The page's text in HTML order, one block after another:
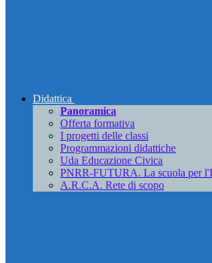
Didattica
Panoramica
Offerta formativa
I progetti delle classi
Programmazioni didattiche
Uda Educazione Civica
PNRR-FUTURA. La scuola per
A.R.C.A. Rete di scopo